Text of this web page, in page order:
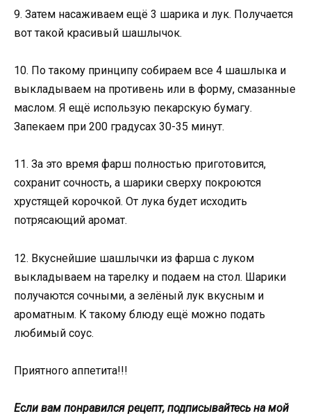
9. Затем насаживаем ещё 3 шарика и лук. Получается
вот такой красивый шашлычок.
10. По такому принципу собираем все 4 шашлыка и
выкладываем на противень или в форму, смазанные
маслом. Я ещё использую пекарскую бумагу.
Запекаем при 200 градусах 30-35 минут.
11. За это время фарш полностью приготовится,
сохранит сочность, а шарики сверху покроются
хрустящей корочкой. От лука будет исходить
потрясающий аромат.
12. Вкуснейшие шашлычки из фарша с луком
выкладываем на тарелку и подаем на стол. Шарики
получаются сочными, а зелёный лук вкусным и
ароматным. К такому блюду ещё можно подать
любимый соус.
Приятного аппетита!!!
Если вам понравился рецепт, подписывайтесь на мой